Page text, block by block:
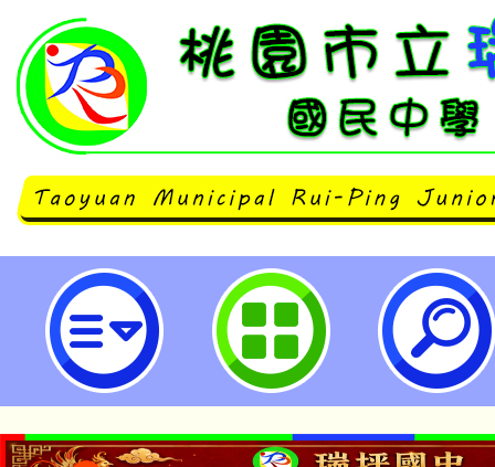
龍潭自造教育及科技中心115年6
習-桃園市立瑞坪國民中學